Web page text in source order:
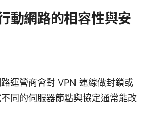
動網路的相容性與安
運營商會對 VPN 連線做封鎖或
同的伺服器節點與協定通常能改